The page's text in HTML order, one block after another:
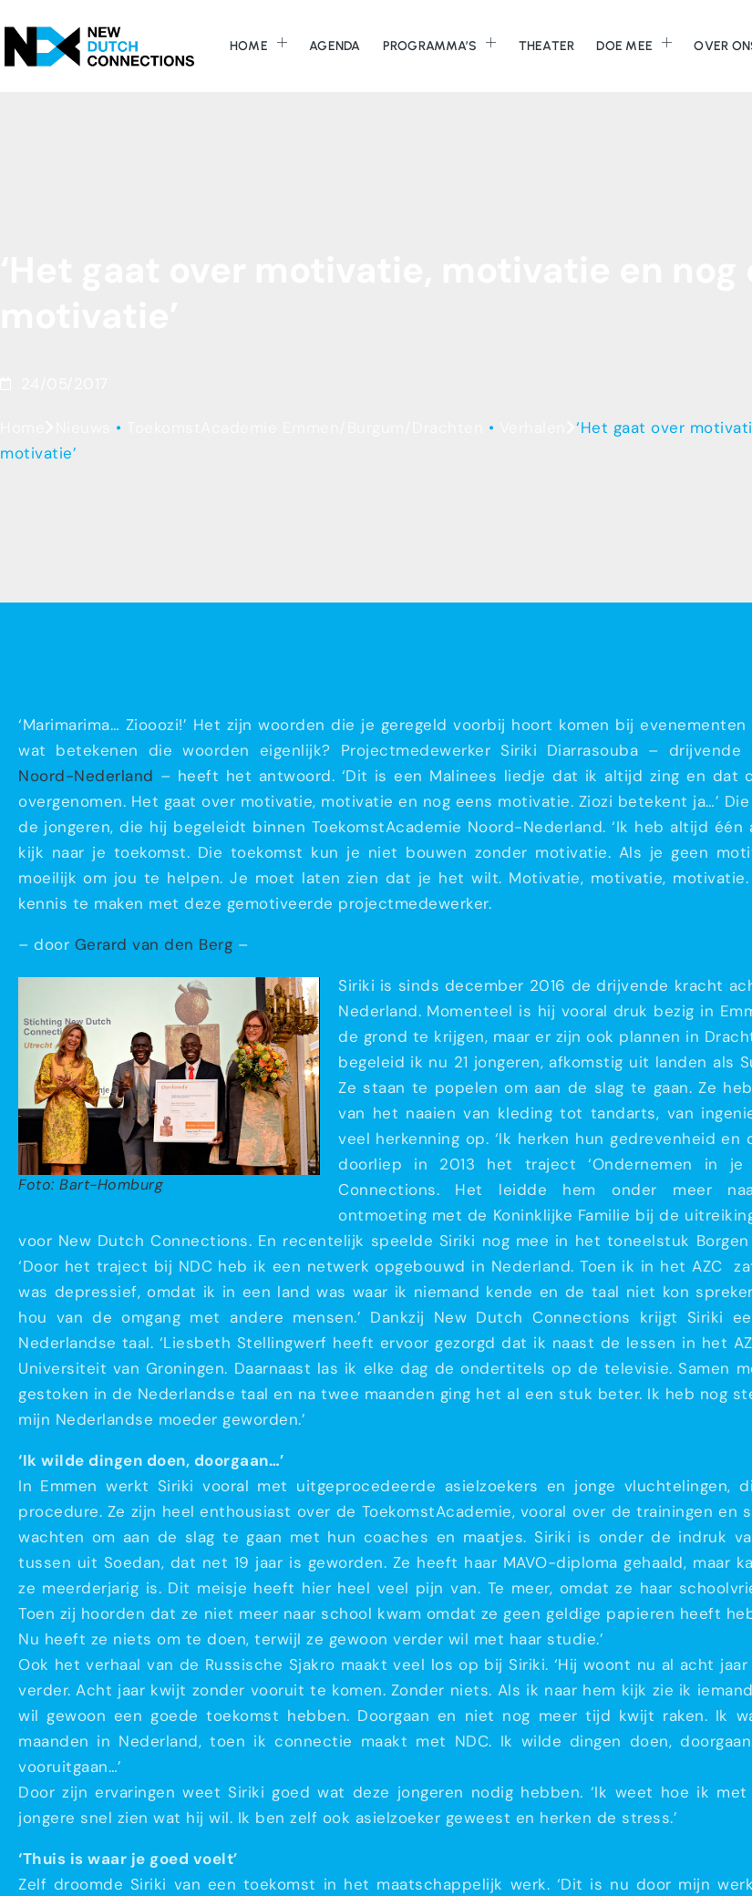
HOME AGENDA PROGRAMMA’S THEATER DOE MEE OVER
• •
‘Het gaat over
motivatie’
‘Marimarima… Ziooozi!’ Het zijn woorden die je geregeld voorbij hoort komen bij
wat betekenen die woorden eigenlijk? Projectmedewerker Siriki Diarrasouba –
Noord-Nederland – heeft het antwoord. ‘Dit is een Malinees liedje dat ik altijd zing en dat
overgenomen. Het gaat over motivatie, motivatie en nog eens motivatie. Ziozi betekent ja…’
de jongeren, die hij begeleidt binnen ToekomstAcademie Noord-Nederland. ‘Ik heb altijd
kijk naar je toekomst. Die toekomst kun je niet bouwen zonder motivatie. Als je geen
moeilijk om jou te helpen. Je moet laten zien dat je het wilt. Motivatie, motivatie, motivatie.
kennis te maken met deze gemotiveerde projectmedewerker.
– door Gerard van den Berg –
Foto: Bart-Homburg
Siriki is sinds december 2016 de drijvende kracht
Nederland. Momenteel is hij vooral druk bezig in
de grond te krijgen, maar er zijn ook plannen in
begeleid ik nu 21 jongeren, afkomstig uit landen als
Ze staan te popelen om aan de slag te gaan. Ze
van het naaien van kleding tot tandarts, van
veel herkenning op. ‘Ik herken hun gedrevenheid
doorliep in 2013 het traject ‘Ondernemen in je
Connections. Het leidde hem onder meer
ontmoeting met de Koninklijke Familie bij de
voor New Dutch Connections. En recentelijk speelde Siriki nog mee in het toneelstuk
‘Door het traject bij NDC heb ik een netwerk opgebouwd in Nederland. Toen ik in het AZC
was depressief, omdat ik in een land was waar ik niemand kende en de taal niet kon
hou van de omgang met andere mensen.’ Dankzij New Dutch Connections krijgt Siriki
Nederlandse taal. ‘Liesbeth Stellingwerf heeft ervoor gezorgd dat ik naast de lessen in het
Universiteit van Groningen. Daarnaast las ik elke dag de ondertitels op de televisie. Samen
gestoken in de Nederlandse taal en na twee maanden ging het al een stuk beter. Ik heb nog
mijn Nederlandse moeder geworden.’
‘Ik wilde dingen doen, doorgaan…’
In Emmen werkt Siriki vooral met uitgeprocedeerde asielzoekers en jonge vluchtelingen,
procedure. Ze zijn heel enthousiast over de ToekomstAcademie, vooral over de trainingen en
wachten om aan de slag te gaan met hun coaches en maatjes. Siriki is onder de indruk
tussen uit Soedan, dat net 19 jaar is geworden. Ze heeft haar MAVO-diploma gehaald, maar
ze meerderjarig is. Dit meisje heeft hier heel veel pijn van. Te meer, omdat ze haar
Toen zij hoorden dat ze niet meer naar school kwam omdat ze geen geldige papieren heeft
Nu heeft ze niets om te doen, terwijl ze gewoon verder wil met haar studie.’
Ook het verhaal van de Russische Sjakro maakt veel los op bij Siriki. ‘Hij woont nu al acht
verder. Acht jaar kwijt zonder vooruit te komen. Zonder niets. Als ik naar hem kijk zie ik
wil gewoon een goede toekomst hebben. Doorgaan en niet nog meer tijd kwijt raken. Ik
maanden in Nederland, toen ik connectie maakt met NDC. Ik wilde dingen doen,
vooruitgaan…’
Door zijn ervaringen weet Siriki goed wat deze jongeren nodig hebben. ‘Ik weet hoe ik
jongere snel zien wat hij wil. Ik ben zelf ook asielzoeker geweest en herken de stress.’
‘Thuis is waar je goed voelt’
Zelf droomde Siriki van een toekomst in het maatschappelijk werk. ‘Dit is nu door mijn